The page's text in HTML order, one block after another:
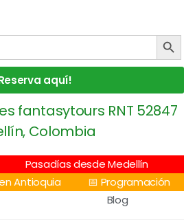
BOTÓN
aquí!
Pasadías desde Medellín
Antioquia
📅 Programación
Blog